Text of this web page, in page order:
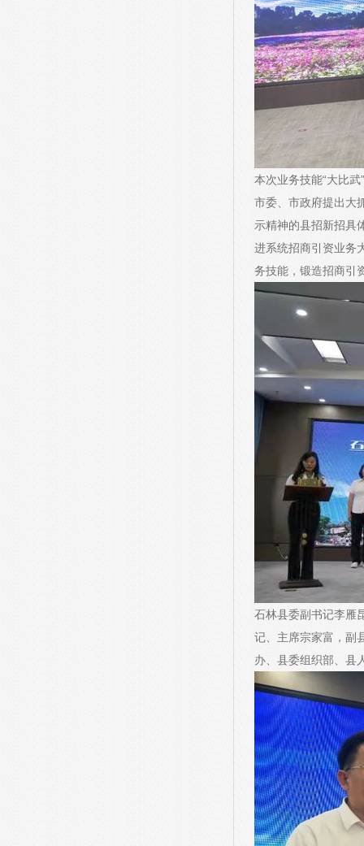
本次业务技能“大比
市委、市政府提出大
示精神的县招新招具
进系统招商引资业务
务技能，锻造招商引
石林县委副书记李雁
记、主席宗家富，副
办、县委组织部、县